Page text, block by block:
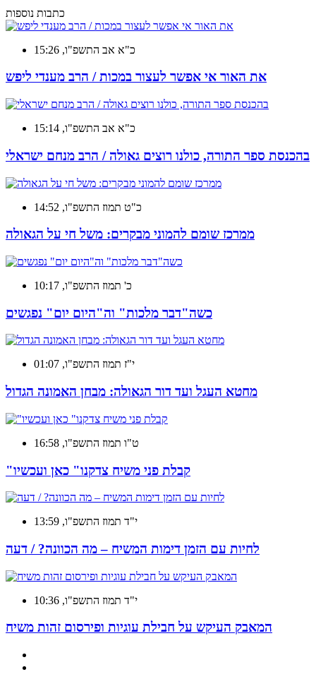
כתבות נוספות
כ"א אב התשפ"ו, 15:26
את האור אי אפשר לעצור במכות / הרב מענדי ליפש
כ"א אב התשפ"ו, 15:14
בהכנסת ספר התורה, כולנו רוצים גאולה / הרב מנחם ישראלי
כ"ט תמוז התשפ"ו, 14:52
ממרכז שומם להמוני מבקרים: משל חי על הגאולה
כ' תמוז התשפ"ו, 10:17
כשה"דבר מלכות" וה"היום יום" נפגשים
י"ז תמוז התשפ"ו, 01:07
מחטא העגל ועד דור הגאולה: מבחן האמונה הגדול
ט"ו תמוז התשפ"ו, 16:58
"קבלת פני משיח צדקנו" כאן ועכשיו
י"ד תמוז התשפ"ו, 13:59
לחיות עם הזמן דימות המשיח – מה הכוונה? / דעה
י"ד תמוז התשפ"ו, 10:36
המאבק העיקש על חבילת עוגיות ופירסום זהות משיח